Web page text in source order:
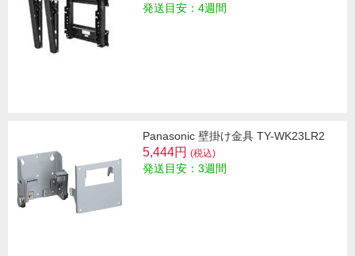
発送目安：4週間
Panasonic 壁掛け金具 TY-WK23LR2
5,444円 (税込)
発送目安：3週間